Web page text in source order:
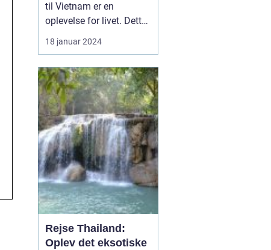
til Vietnam er en
oplevelse for livet. Dette
vidunderlige land i
Sydøstasien er fyldt med
fascinerende historie og
betagende naturlig
skønhed. Uanset om du
er en eventyrlysten
rejsende eller en
kulturintere...
18 januar 2024
Rejse Thailand:
Oplev det eksotiske